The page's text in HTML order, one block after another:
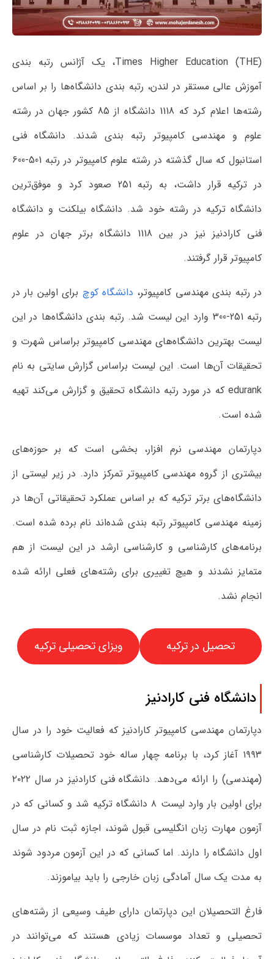
Times Higher Education (THE)، یک آژانس رتبه بندی
آموزش عالی مستقر در لندن، رتبه بندی دانشگاه‌ها را بر اساس
رشته‌ها اعلام کرد که 1118 دانشگاه از 85 کشور جهان در رشته
علوم و مهندسی کامپیوتر رتبه بندی شدند. دانشگاه فنی
استانبول که ​​سال گذشته در رشته علوم کامپیوتر در رتبه 501-600
در ترکیه قرار داشت، به رتبه 251 صعود کرد و موفق‌ترین
دانشگاه ترکیه در رشته خود شد. دانشگاه بیلکنت و دانشگاه
فنی کارادنیز نیز در بین 1118 دانشگاه برتر جهان در علوم
کامپیوتر قرار گرفتند.
در رتبه بندی مهندسی کامپیوتر، دانشگاه کوچ برای اولین بار در
رتبه 251-300 وارد این لیست شد. رتبه بندی دانشگاه‌ها در این
لیست بهترین دانشگاه‌های مهندسی کامپیوتر براساس شهرت و
تحقیقات آن‌ها است. این لیست براساس گزارش سایتی به نام
edurank که در مورد رتبه دانشگاه تحقیق و گزارش می‌کند تهیه
شده است.
دپارتمان مهندسی نرم افزار، بخشی است که بر حوزه‌های
بیشتری از گروه مهندسی کامپیوتر تمرکز دارد. در زیر لیستی از
دانشگاه‌های برتر ترکیه که بر اساس عملکرد تحقیقاتی آن‌ها در
زمینه مهندسی کامپیوتر رتبه بندی شده‌اند نام برده شده است.
برنامه‌های کارشناسی و کارشناسی ارشد در این لیست از هم
متمایز نشدند و هیچ تغییری برای رشته‌های فعلی ارائه شده
انجام نشد.
تحصیل در ترکیه ویزای تحصیلی ترکیه
دانشگاه فنی کارادنیز
دپارتمان مهندسی کامپیوتر کارادنیز که فعالیت خود را در سال
۱۹۹۳ آغاز کرد، با برنامه چهار ساله خود تحصیلات کارشناسی
(مهندسی) را ارائه می‌دهد. دانشگاه فنی کارادنیز در سال ۲۰۲۲
برای اولین بار وارد لیست ۸ دانشگاه ترکیه شد و کسانی که در
آزمون مهارت زبان انگلیسی قبول ‌شوند، اجازه ثبت نام در سال
اول دانشگاه را دارند. اما کسانی که در این آزمون مردود شوند
به مدت یک سال آمادگی زبان خارجی را باید بیاموزند.
فارغ التحصیلان این دپارتمان دارای طیف وسیعی از رشته‌های
تحصیلی و تعداد موسسات زیادی هستند که می‌توانند در